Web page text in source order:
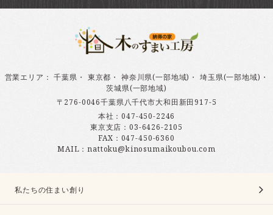
営業エリア ：千葉県 ・ 東京都 ・ 神奈川県(一部地域) ・ 埼玉県(一部地域) ・
茨城県(一部地域)
〒276-0046千葉県八千代市大和田新田917-5
本社：047-450-2246
東京支店：03-6426-2105
FAX：047-450-6360
MAIL：nattoku@kinosumaikoubou.com
私たちの住まい創り